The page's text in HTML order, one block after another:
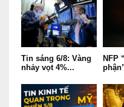
Tin sáng 6/8: Vàng
nhảy vọt 4%...
NFP